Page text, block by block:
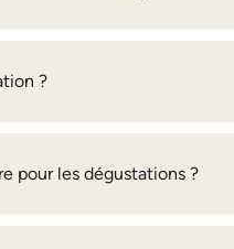
?
pour les dégustations ?